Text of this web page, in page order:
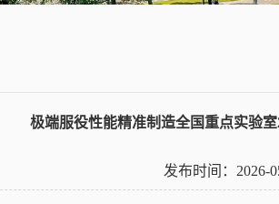
极端服役性能精准制造全国重点实验
发布时间：2026-